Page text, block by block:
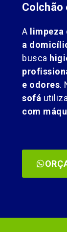
Colchão
A limpeza
a
busca
e odores.
sofá
com